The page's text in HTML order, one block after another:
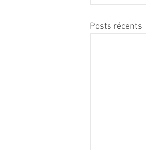
Posts récents